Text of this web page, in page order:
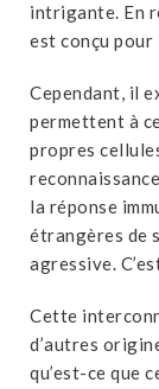
intrigante. En
est conçu
Cependant, il
permettent à
propres
la réponse
étrangères de
agressive.
Cette
d’autres
qu’est-ce que